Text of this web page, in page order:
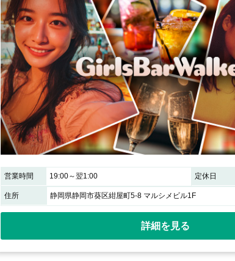
営業時間 19:00～翌1:00 定休日
住所 静岡県静岡市葵区紺屋町5-8 マルシメビル1F
詳細を見る